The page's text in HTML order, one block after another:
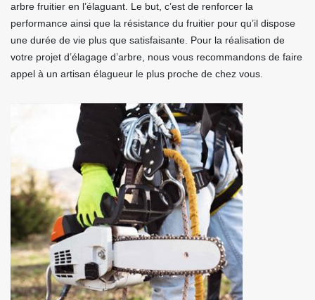
arbre fruitier en l’élaguant. Le but, c’est de renforcer la
performance ainsi que la résistance du fruitier pour qu’il dispose
une durée de vie plus que satisfaisante. Pour la réalisation de
votre projet d’élagage d’arbre, nous vous recommandons de faire
appel à un artisan élagueur le plus proche de chez vous.